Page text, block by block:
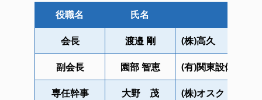
役職名 氏名
会長 渡邉 剛 (株)高久
副会長 園部 智恵 (有)関東設備
専任幹事 大野 茂 (株)オスク